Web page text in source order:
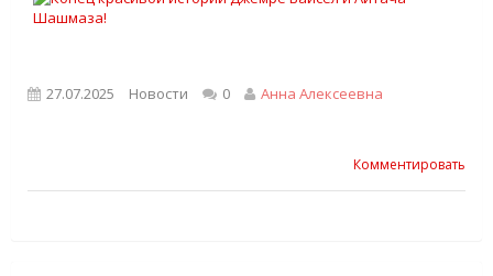
27.07.2025 Новости 0 Анна Алексеевна
Комментировать